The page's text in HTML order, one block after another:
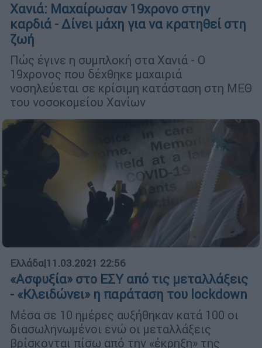
Χανιά: Μαχαίρωσαν 19χρονο στην
καρδιά - Δίνει μάχη για να κρατηθεί στη
ζωή
Πώς έγινε η συμπλοκή στα Χανιά - Ο
19χρονος που δέχθηκε μαχαιριά
νοσηλεύεται σε κρίσιμη κατάσταση στη ΜΕΘ
του νοσοκομείου Χανίων
Ελλάδα|11.03.2021 22:56
«Ασφυξία» στο ΕΣΥ από τις μεταλλάξεις
- «Κλειδώνει» η παράταση του lockdown
Μέσα σε 10 ημέρες αυξήθηκαν κατά 100 οι
διασωληνωμένοι ενώ οι μεταλλάξεις
βρίσκονται πίσω από την «έκρηξη» της